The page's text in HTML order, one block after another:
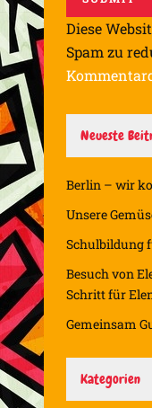
Diese
Spam zu
Neueste
Berlin – wir
Unsere
Schulbildung
Besuch von
Schritt für
Gemeinsam
Kategorien